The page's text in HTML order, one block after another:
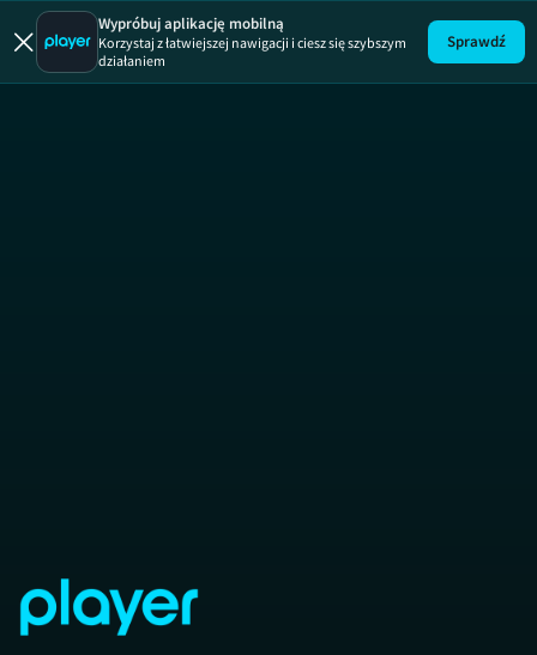
Uwaga!
Wypróbuj aplikację mobilną
Korzystaj z łatwiejszej nawigacji i ciesz się szybszym
działaniem
Sprawdź